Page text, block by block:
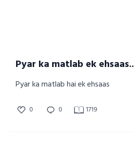
Pyar ka matlab ek ehsaas..
Pyar ka matlab hai ek ehsaas
0 0 1719